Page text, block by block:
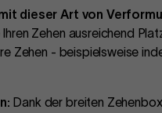
dieser Art von
Ihren Zehen ausreichend
Zehen - beispielsweise
Dank der breiten